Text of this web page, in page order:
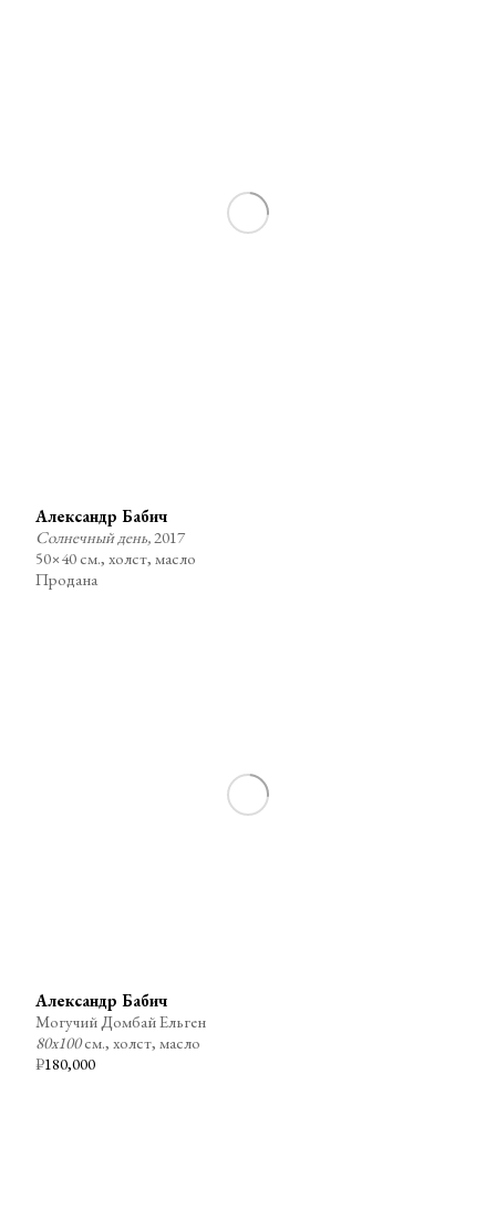
Александр Бабич
Солнечный день,2017
50×40 см., холст, масло
Продана
₽180,000
Александр Бабич
Могучий Домбай Ельген
80х100см., холст, масло